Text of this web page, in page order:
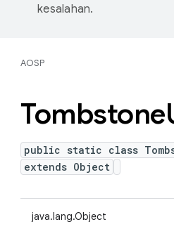
kesalahan.
AOSP
Tombstone
public static class
extends Object
java.lang.Object